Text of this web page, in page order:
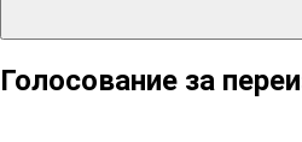
Голосование за